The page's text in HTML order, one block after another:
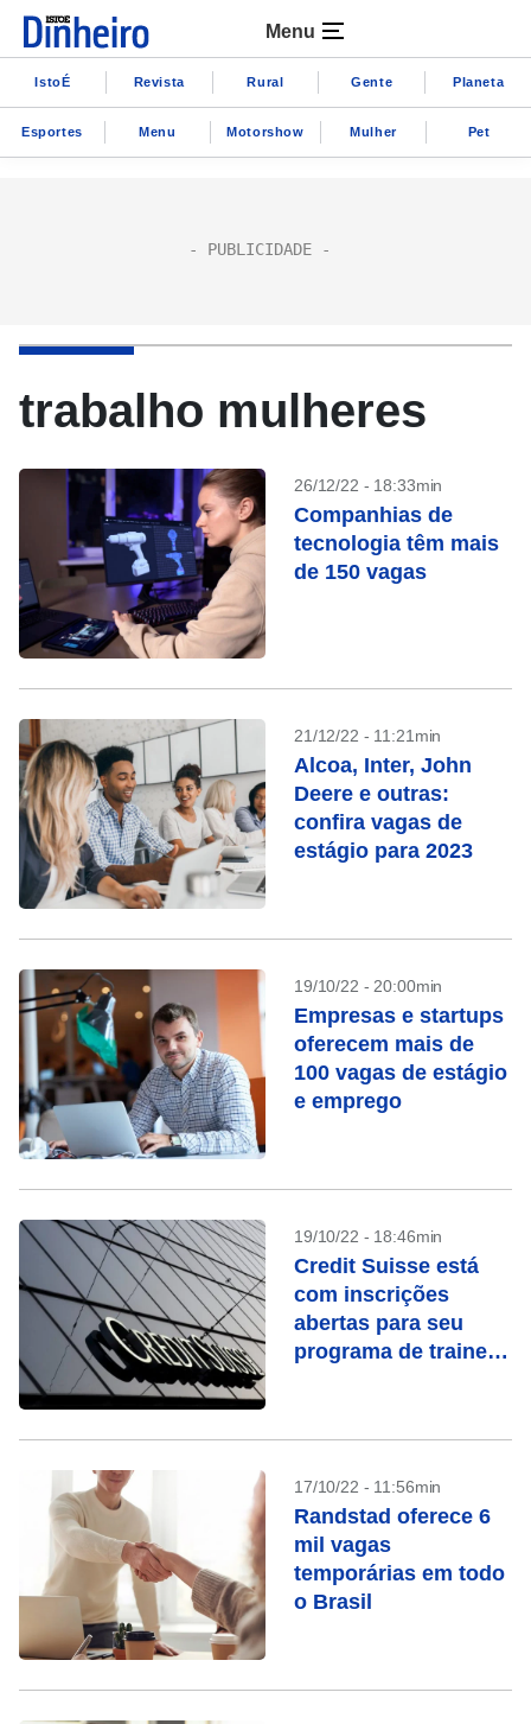
Menu
IstoÉ Revista Rural Gente Planeta
Esportes Menu Motorshow Mulher Pet
trabalho mulheres
26/12/22 - 18:33min
Companhias de
tecnologia têm mais
de 150 vagas
21/12/22 - 11:21min
Alcoa, Inter, John
Deere e outras:
confira vagas de
estágio para 2023
19/10/22 - 20:00min
Empresas e startups
oferecem mais de
100 vagas de estágio
e emprego
19/10/22 - 18:46min
Credit Suisse está
com inscrições
abertas para seu
programa de trainee;
17/10/22 - 11:56min
Randstad oferece 6
mil vagas
temporárias em todo
o Brasil